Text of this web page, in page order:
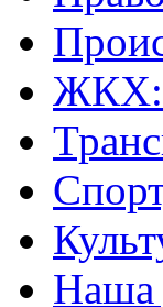
ЖКХ:
Наша